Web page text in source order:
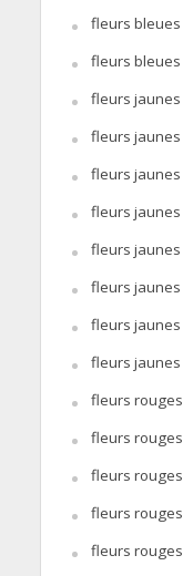
fleurs bleues
fleurs bleues
fleurs jaunes
fleurs jaunes
fleurs jaunes
fleurs jaunes
fleurs jaunes
fleurs jaunes
fleurs jaunes
fleurs jaunes
fleurs rouges
fleurs rouges
fleurs rouges
fleurs rouges
fleurs rouges